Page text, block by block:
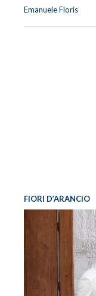
Emanuele Floris
FIORI D’ARANCIO